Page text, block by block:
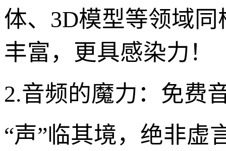
体、3D模型等领域
丰富，更具感染力！
2.音频的魔力：免费
“声”临其境，绝非虚